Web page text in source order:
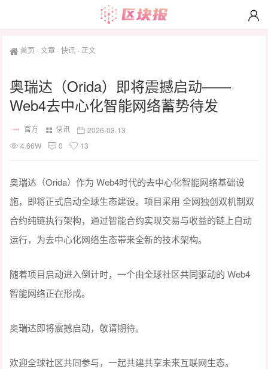
首页 -文章-快讯- 正文
奥瑞达（Orida）即将震撼启动——
Web4去中心化智能网络蓄势待发
官方 快讯
2026-03-13
4.66W
0 13
奥瑞达（Orida）作为 Web4时代的去中心化智能网络基础设
施，即将正式启动全球生态建设。项目采用 全网独创双机制双
合约纯链执行架构，通过智能合约实现交易与收益的链上自动
运行，为去中心化网络生态带来全新的技术架构。
随着项目启动进入倒计时，一个由全球社区共同驱动的 Web4
智能网络正在形成。
奥瑞达即将震撼启动，敬请期待。
欢迎全球社区共同参与，一起共建共享未来互联网生态。